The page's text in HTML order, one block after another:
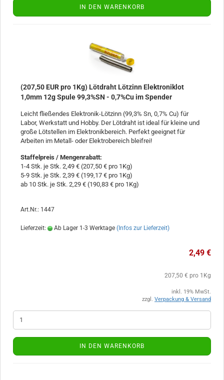
IN DEN WARENKORB
(207,50 EUR pro 1Kg) Lötdraht Lötzinn Elektroniklot
1,0mm 12g Spule 99,3%SN - 0,7%Cu im Spender
Leicht fließendes Elektronik-Lötzinn (99,3% Sn, 0,7% Cu) für
Labor, Werkstatt und Hobby. Der Lötdraht ist ideal für kleine und
große Lötstellen im Elektronikbereich. Perfekt geeignet für
Arbeiten im Metall- oder Elektrobereich bleifrei!
Staffelpreis / Mengenrabatt:
1-4 Stk. je Stk. 2,49 € (207,50 € pro 1Kg)
5-9 Stk. je Stk. 2,39 € (199,17 € pro 1Kg)
ab 10 Stk. je Stk. 2,29 € (190,83 € pro 1Kg)
Art.Nr.: 1447
Lieferzeit: Ab Lager 1-3 Werktage (Infos zur Lieferzeit)
2,49 €
207,50 € pro 1Kg
inkl. 19% MwSt.
zzgl. Verpackung & Versand
IN DEN WARENKORB